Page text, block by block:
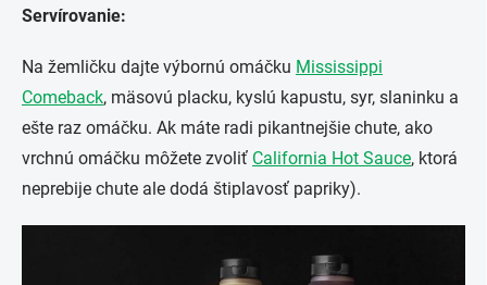
Servírovanie:
Na žemličku dajte výbornú omáčku Mississippi
Comeback, mäsovú placku, kyslú kapustu, syr, slaninku a
ešte raz omáčku. Ak máte radi pikantnejšie chute, ako
vrchnú omáčku môžete zvoliť California Hot Sauce, ktorá
neprebije chute ale dodá štiplavosť papriky).